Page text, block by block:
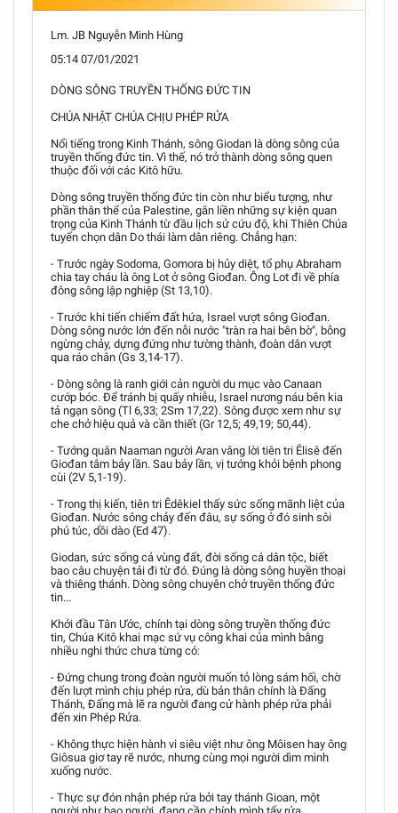
Lm. JB Nguyễn Minh Hùng
05:14 07/01/2021
DÒNG SÔNG TRUYỀN THỐNG ĐỨC TIN
CHÚA NHẬT CHÚA CHỊU PHÉP RỬA
Nổi tiếng trong Kinh Thánh, sông Giodan là dòng sông của
truyền thống đức tin. Vì thế, nó trở thành dòng sông quen
thuộc đối với các Kitô hữu.
Dòng sông truyền thống đức tin còn như biểu tượng, như
phần thân thể của Palestine, gắn liền những sự kiện quan
trọng của Kinh Thánh từ đầu lịch sử cứu độ, khi Thiên Chúa
tuyển chọn dân Do thái làm dân riêng. Chẳng hạn:
- Trước ngày Sodoma, Gomora bị hủy diệt, tổ phụ Abraham
chia tay cháu là ông Lot ở sông Giođan. Ông Lot đi về phía
đông sông lập nghiệp (St 13,10).
- Trước khi tiến chiếm đất hứa, Israel vượt sông Giođan.
Dòng sông nước lớn đến nỗi nước "tràn ra hai bên bờ", bỗng
ngừng chảy, dựng đứng như tường thành, đoàn dân vượt
qua ráo chân (Gs 3,14-17).
- Dòng sông là ranh giới cản người du mục vào Canaan
cướp bóc. Để tránh bị quấy nhiễu, Israel nương náu bên kia
tả ngạn sông (Tl 6,33; 2Sm 17,22). Sông được xem như sự
che chở hiệu quả và cần thiết (Gr 12,5; 49,19; 50,44).
- Tướng quân Naaman người Aran vâng lời tiên tri Êlisê đến
Giođan tắm bảy lần. Sau bảy lần, vị tướng khỏi bệnh phong
cùi (2V 5,1-19).
- Trong thị kiến, tiên tri Êdêkiel thấy sức sống mãnh liệt của
Giođan. Nước sông chảy đến đâu, sự sống ở đó sinh sôi
phú túc, dồi dào (Ed 47).
Giodan, sức sống cả vùng đất, đời sống cả dân tộc, biết
bao câu chuyện tải đi từ đó. Đúng là dòng sông huyền thoại
và thiêng thánh. Dòng sông chuyên chở truyền thống đức
tin...
Khởi đầu Tân Ước, chính tại dòng sông truyền thống đức
tin, Chúa Kitô khai mạc sứ vụ công khai của mình bằng
nhiều nghi thức chưa từng có:
- Đứng chung trong đoàn người muốn tỏ lòng sám hối, chờ
đến lượt mình chịu phép rửa, dù bản thân chính là Đấng
Thánh, Đấng mà lẽ ra người đang cử hành phép rửa phải
đến xin Phép Rửa.
- Không thực hiện hành vi siêu việt như ông Môisen hay ông
Giôsua giơ tay rẽ nước, nhưng cùng mọi người dìm mình
xuống nước.
- Thực sự đón nhận phép rửa bởi tay thánh Gioan, một